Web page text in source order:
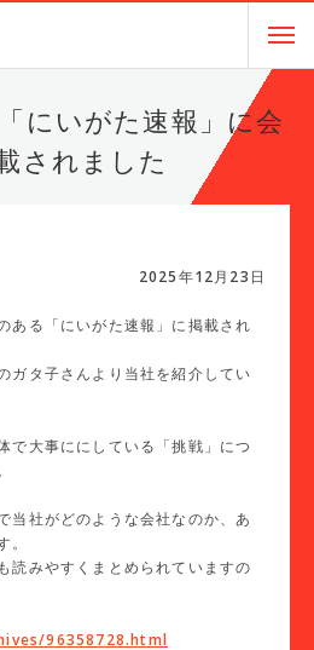
にいがた速報」に会
されました
2025年12月23日
ある「にいがた速報」に掲載され
ガタ子さんより当社を紹介してい
で大事ににしている「挑戦」につ
当社がどのような会社なのか、あ
。
読みやすくまとめられていますの
96358728.html